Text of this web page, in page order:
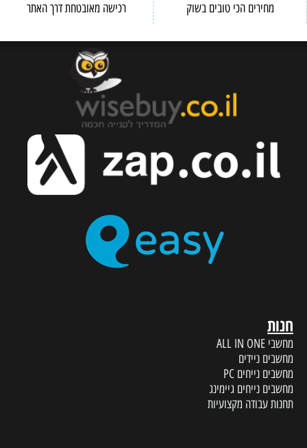
מחירים הכי טובים בשוק
רכישה מאובטחת דרך האתר
חנות
מחשבי ALL IN ONE
מחשבים ניידים
מחשבים נייחים PC
מחשבים נייחים גיימינג
תחנות עבודה מקצועיות